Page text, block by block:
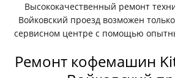
Высококачественный ремонт
Войковский проезд возможен
сервисном центре с помощью
Ремонт кофемашин